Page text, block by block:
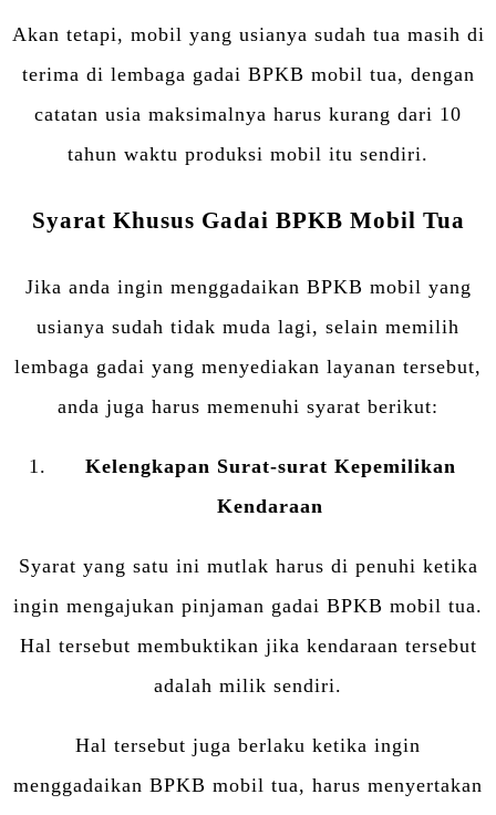
Akan tetapi, mobil yang usianya sudah tua masih di
terima di lembaga gadai BPKB mobil tua, dengan
catatan usia maksimalnya harus kurang dari 10
tahun waktu produksi mobil itu sendiri.
Syarat Khusus Gadai BPKB Mobil Tua
Jika anda ingin menggadaikan BPKB mobil yang
usianya sudah tidak muda lagi, selain memilih
lembaga gadai yang menyediakan layanan tersebut,
anda juga harus memenuhi syarat berikut:
Kelengkapan Surat-surat Kepemilikan
Kendaraan
Syarat yang satu ini mutlak harus di penuhi ketika
ingin mengajukan pinjaman gadai BPKB mobil tua.
Hal tersebut membuktikan jika kendaraan tersebut
adalah milik sendiri.
Hal tersebut juga berlaku ketika ingin
menggadaikan BPKB mobil tua, harus menyertakan